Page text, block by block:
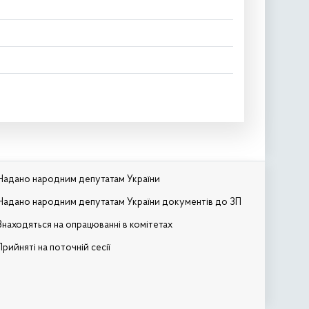
народним депутатам України
народним депутатам України документів до ЗП
на опрацюванні в комітетах
на поточній сесії